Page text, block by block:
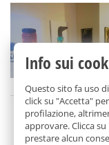
Info sui
Questo sito fa uso
click su "Accetta"
profilazione,
approvare. Clicca
prestare alcun